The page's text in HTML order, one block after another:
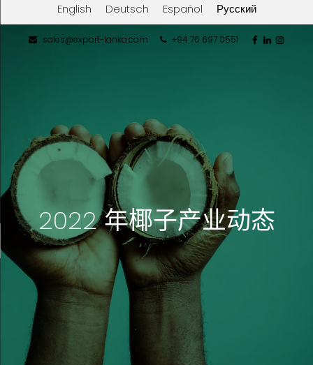
English Deutsch Español Русский
sales@export-lanka.com +94 76 697 0551
2022 年椰子产业动态